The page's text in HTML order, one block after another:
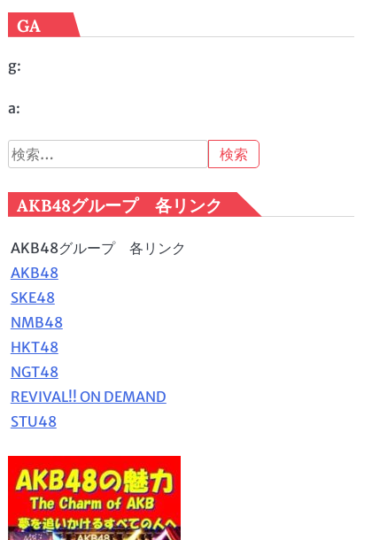
GA
g:
a:
検
索:
AKB48グループ 各リンク
AKB48グループ 各リンク
AKB48
SKE48
NMB48
HKT48
NGT48
REVIVAL!! ON DEMAND
STU48